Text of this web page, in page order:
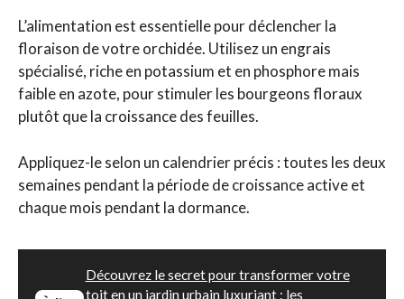
L’alimentation est essentielle pour déclencher la
floraison de votre orchidée. Utilisez un engrais
spécialisé, riche en potassium et en phosphore mais
faible en azote, pour stimuler les bourgeons floraux
plutôt que la croissance des feuilles.
Appliquez-le selon un calendrier précis : toutes les deux
semaines pendant la période de croissance active et
chaque mois pendant la dormance.
Découvrez le secret pour transformer votre
toit en un jardin urbain luxuriant : les